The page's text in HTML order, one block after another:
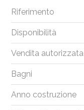
Riferimento
Disponibilità
Vendita
Bagni
Anno costruzione